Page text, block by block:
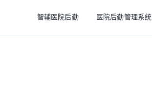
智辅医院后勤 医院后勤管理系统